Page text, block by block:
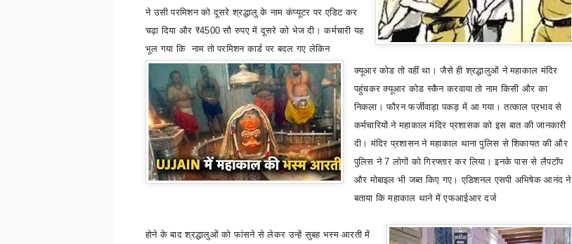
ने उसी परमिशन को दूसरे श्रद्धालु के नाम कंप्यूटर पर एडिट कर
चढ़ा दिया और ₹4500सौ रुपए में दूसरे को भेज दी। कर्मचारी यह
भूल गया कि नाम तो परमिशन कार्ड पर बदल गए लेकिन
क्यूआर कोड तो वहीं था। जैसे ही श्रद्धालुओं ने महाकाल मंदिर
पहुंचकर क्यूआर कोड स्कैन करवाया तो नाम किसी और का
निकला। फौरन फर्जीवाड़ा पकड़ में आ गया। तत्काल प्रभाव से
कर्मचारियों ने महाकाल मंदिर प्रशासक को इस बात की जानकारी
दी। मंदिर प्रशासन ने महाकाल थाना पुलिस से शिकायत की और
पुलिस ने7लोगों को गिरफ्तार कर लिया। इनके पास से लैपटॉप
और मोबाइल भी जब्त किए गए। एडिशनल एसपी अभिषेक आनंद ने
बताया कि महाकाल थाने में एफआईआर दर्ज
होनेके बाद श्रद्धालुओं को फांसने से लेकर उन्हें सुबह भस्म आरती में